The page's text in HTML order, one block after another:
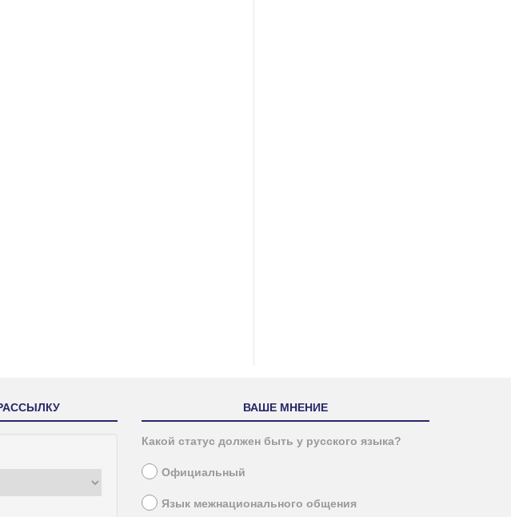
ВАШЕ МНЕНИЕ
Какой статус должен быть у русского языка?
Официальный
Язык межнационального общения